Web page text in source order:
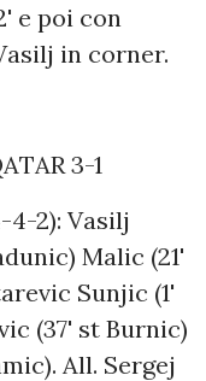
e poi con
in corner.
3-1
4-2): Vasilj
Malic (21'
Sunjic (1'
(37' st Burnic)
All. Sergej